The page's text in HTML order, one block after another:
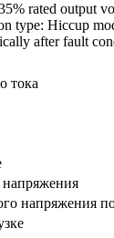
rated output
type: Hiccup
after fault
тока
напряжения